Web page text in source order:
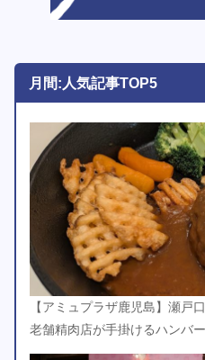
月間:人気記事TOP5
【アミュプラザ鹿児島】瀬戸
老舗精肉店が手掛けるハンバ